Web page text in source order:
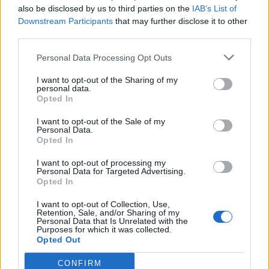
also be disclosed by us to third parties on the IAB’s List of
Downstream Participants that may further disclose it to other
Personal Data Processing Opt Outs
I want to opt-out of the Sharing of my
personal data.
Opted In
I want to opt-out of the Sale of my
Personal Data.
Opted In
I want to opt-out of processing my
Personal Data for Targeted Advertising.
Opted In
I want to opt-out of Collection, Use,
Retention, Sale, and/or Sharing of my
Personal Data that Is Unrelated with the
Purposes for which it was collected.
Opted Out
CONFIRM
Μια καρέκλα που περίμενε 48
Γράφει ο ΜΙΧΑΛΗΣ ΚΑΠΙΩΤΑΣ
Πρώην Διευθυντής Β/θμιας
Εκπαίδευσης Λέσβου και Σάμου
ΜΕ ΥΠΟΓΡΑΦΗ
Μια επίσκεψη στο τέμενος
Μπαλίζαντε Χασάν Μπέη
καθηγητής στο Πανεπιστήμιο
Θεσσαλίας